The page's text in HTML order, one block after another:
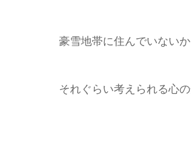
豪雪地帯に住んでいない
それぐらい考えられる心